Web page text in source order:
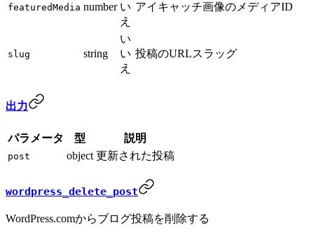
featuredMedia number い
え
アイキャッチ画像のメディアID
slug string
い
い
え
投稿のURLスラッグ
出力
パラメータ 型 説明
post object 更新された投稿
wordpress_delete_post
WordPress.comからブログ投稿を削除する